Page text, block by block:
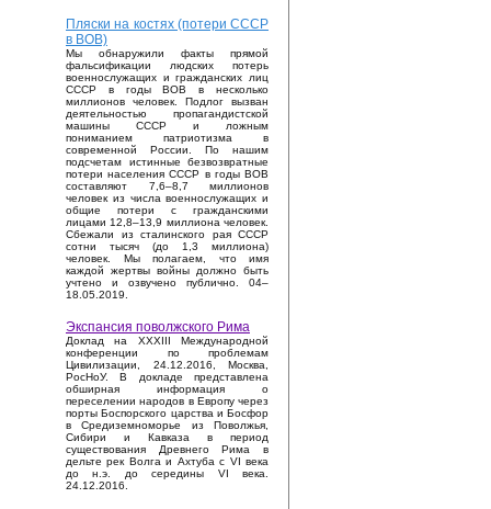
Пляски на костях (потери СССР
в ВОВ)
Мы обнаружили факты прямой
фальсификации людских потерь
военнослужащих и гражданских лиц
СССР в годы ВОВ в несколько
миллионов человек. Подлог вызван
деятельностью пропагандистской
машины СССР и ложным
пониманием патриотизма в
современной России. По нашим
подсчетам истинные безвозвратные
потери населения СССР в годы ВОВ
составляют 7,6–8,7 миллионов
человек из числа военнослужащих и
общие потери с гражданскими
лицами 12,8–13,9 миллиона человек.
Сбежали из сталинского рая СССР
сотни тысяч (до 1,3 миллиона)
человек. Мы полагаем, что имя
каждой жертвы войны должно быть
учтено и озвучено публично. 04–
18.05.2019.
Экспансия поволжского Рима
Доклад на XXXIII Международной
конференции по проблемам
Цивилизации, 24.12.2016, Москва,
РосНоУ. В докладе представлена
обширная информация о
переселении народов в Европу через
порты Боспорского царства и Босфор
в Средиземноморье из Поволжья,
Сибири и Кавказа в период
существования Древнего Рима в
дельте рек Волга и Ахтуба с VI века
до н.э. до середины VI века.
24.12.2016.